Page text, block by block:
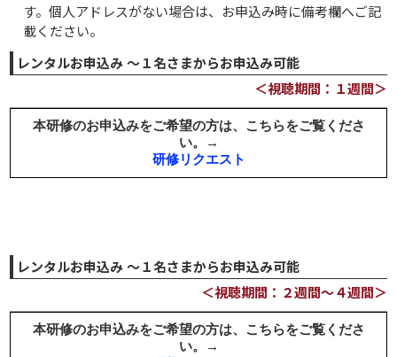
す。個人アドレスがない場合は、お申込み時に備考欄へご記
載ください。
レンタルお申込み ～１名さまからお申込み可能
＜視聴期間：１週間＞
レンタルお申込み ～１名さまからお申込み可能
＜視聴期間：２週間～４週間＞